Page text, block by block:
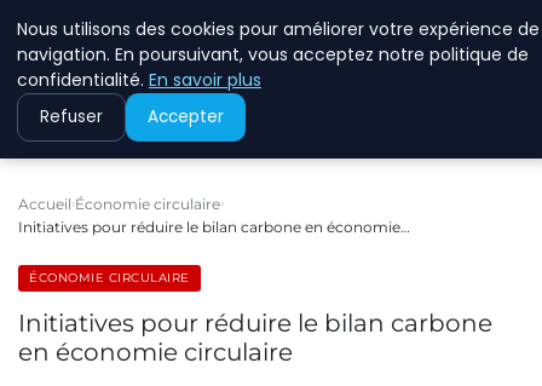
Accueil Économie circulaire
Initiatives pour réduire le bilan carbone en économie…
ÉCONOMIE CIRCULAIRE
Initiatives pour réduire le bilan carbone
en économie circulaire
Nous utilisons des cookies pour améliorer votre expérience de
navigation. En poursuivant, vous acceptez notre politique de
confidentialité. En savoir plus
Refuser Accepter